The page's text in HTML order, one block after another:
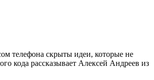
телефона скрыты идеи, которые не
кода рассказывает Алексей Андреев из